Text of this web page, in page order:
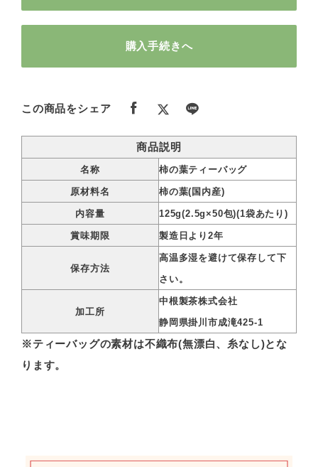
購入手続きへ
この商品をシェア
商品説明
名称 柿の葉ティーバッグ
原材料名 柿の葉(国内産)
内容量 125g(2.5g×50包)(1袋あたり)
賞味期限 製造日より2年
保存方法
高温多湿を避けて保存して下
さい。
加工所
中根製茶株式会社
静岡県掛川市成滝425-1
※ティーバッグの素材は不織布(無漂白、糸なし)とな
ります。